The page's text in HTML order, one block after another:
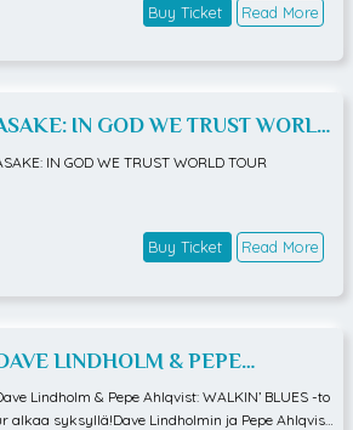
Buy Ticket Read More
IN GOD WE TRUST WORLD
IN GOD WE TRUST WORLD TOUR
Buy Ticket Read More
LINDHOLM & PEPE
- Walkin Blues Tour K-18
Lindholm & Pepe Ahlqvist: WALKIN’ BLUES -to
alkaa syksyllä!Dave Lindholmin ja Pepe Ahlqvisti